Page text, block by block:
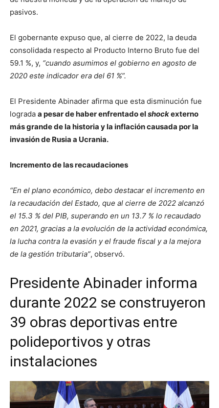
pasivos.
El gobernante expuso que, al cierre de 2022, la deuda
consolidada respecto al Producto Interno Bruto fue del
59.1 %, y, “cuando asumimos el gobierno en agosto de
2020 este indicador era del 61 %”.
El Presidente Abinader afirma que esta disminución fue
lograda a pesar de haber enfrentado elshockexterno
más grande de la historia y la inflación causada por la
invasión de Rusia a Ucrania.
Incremento de las recaudaciones
“En el plano económico, debo destacar el incremento en
la recaudación del Estado, que al cierre de 2022 alcanzó
el 15.3 % del PIB, superando en un 13.7 % lo recaudado
en 2021, gracias a la evolución de la actividad económica,
la lucha contra la evasión y el fraude fiscal y a la mejora
de la gestión tributaria”, observó.
Presidente Abinader informa
durante 2022 se construyeron
39 obras deportivas entre
polideportivos y otras
instalaciones